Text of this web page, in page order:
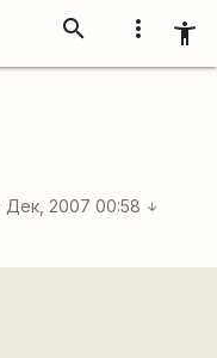
more_vert accessibility_new
search
Дек, 2007 00:58 arrow_downward